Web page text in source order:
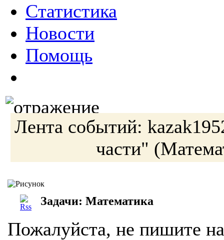
Статистика
Новости
Помощь
Лента событий:
части"
Задачи: Математика
Пожалуйста, не пишите